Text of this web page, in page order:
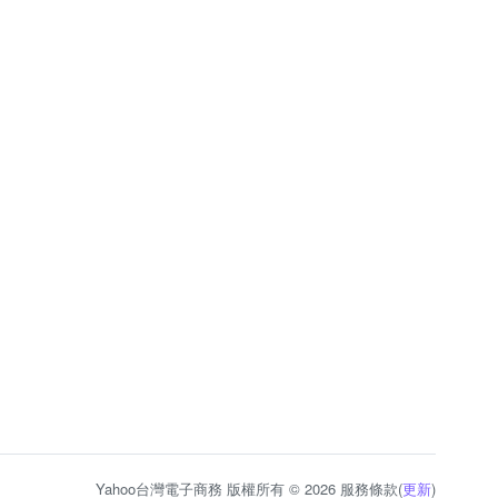
Yahoo台灣電子商務 版權所有 © 2026 服務條款(更新)